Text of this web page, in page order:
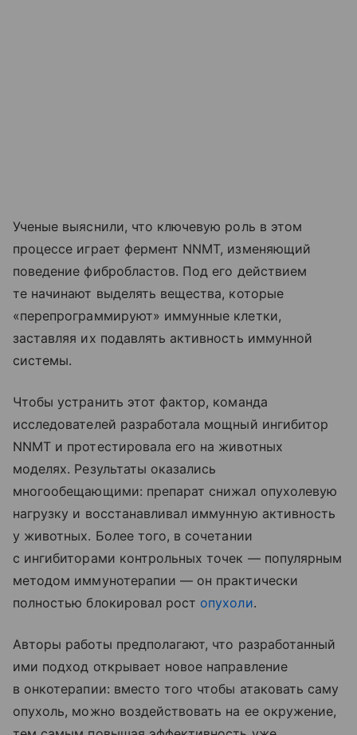
Ученые выяснили, что ключевую роль в этом
процессе играет фермент NNMT, изменяющий
поведение фибробластов. Под его действием
те начинают выделять вещества, которые
«перепрограммируют» иммунные клетки,
заставляя их подавлять активность иммунной
системы.
Чтобы устранить этот фактор, команда
исследователей разработала мощный ингибитор
NNMT и протестировала его на животных
моделях. Результаты оказались
многообещающими: препарат снижал опухолевую
нагрузку и восстанавливал иммунную активность
у животных. Более того, в сочетании
с ингибиторами контрольных точек — популярным
методом иммунотерапии — он практически
полностью блокировал рост опухоли.
Авторы работы предполагают, что разработанный
ими подход открывает новое направление
в онкотерапии: вместо того чтобы атаковать саму
опухоль, можно воздействовать на ее окружение,